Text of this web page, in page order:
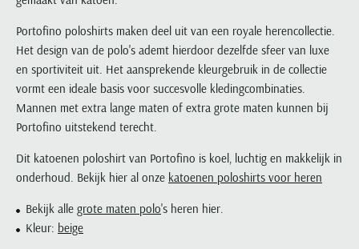
Grote maten
Grote maten overhemden
Grote maten herenkleding
Populaire materialen
Linnen overhemden
Katoenen overhemden
Witte polo heren
Oranje polo heren
Blauwe polo heren
Groene polo heren
Populaire lijnen
Ralph Lauren Slim Fit polo
Ralph Lauren Custom Fit polo
Katoenen vest
Wollen vest
Fleece trui
Grote maten
Grote maten truien
Grote maten vesten
Grote maten truien & vesten
Grote maten specialist
Meyer Diego
Meyer Dubai
Grote maten
Grote maten broeken
Grote maten herenmode
Populaire fits
Jeans slim fit
Grote maten winterjassen
Grote maten zomerjassen
Grote maten specialist
Model jas
Gewatteerde jassen
Parka jassen
Mantel jassen
Bomber jacks
People of Shibuya
Peuterey
Pierre Cardin
Polo Ralph Lauren
PME Legend
Rehab
Replay
Portofino poloshirts maken deel uit van een royale herencollectie.
Het design van de polo's ademt hierdoor dezelfde sfeer van luxe
en sportiviteit uit. Het aansprekende kleurgebruik in de collectie
vormt een ideale basis voor succesvolle kledingcombinaties.
Mannen met extra lange maten of extra grote maten kunnen bij
Portofino uitstekend terecht.
Dit katoenen poloshirt van Portofino is koel, luchtig en makkelijk in
onderhoud. Bekijk hier al onze katoenen poloshirts voor heren
Bekijk alle grote maten polo's heren hier.
Kleur: beige